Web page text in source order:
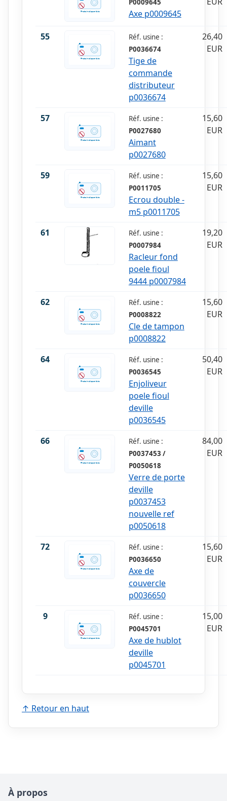
P0009645
Axe p0009645
55
Réf. usine :
P0036674
Tige de
commande
distributeur
p0036674
26,40
EUR
57
Réf. usine :
P0027680
Aimant
p0027680
15,60
EUR
59
Réf. usine :
P0011705
Ecrou double -
m5 p0011705
15,60
EUR
61
Réf. usine :
P0007984
Racleur fond
poele fioul
9444 p0007984
19,20
EUR
62
Réf. usine :
P0008822
Cle de tampon
p0008822
15,60
EUR
64
Réf. usine :
P0036545
Enjoliveur
poele fioul
deville
p0036545
50,40
EUR
66
Réf. usine :
P0037453 /
P0050618
Verre de porte
deville
p0037453
nouvelle ref
p0050618
84,00
EUR
72
Réf. usine :
P0036650
Axe de
couvercle
p0036650
15,60
EUR
9
Réf. usine :
P0045701
Axe de hublot
deville
p0045701
15,00
EUR
↑ Retour en haut
À propos